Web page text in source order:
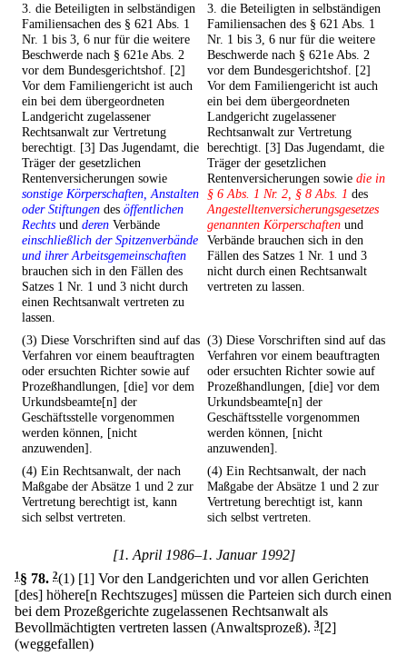
3. die Beteiligten in selbständigen
Familiensachen des § 621 Abs. 1
Nr. 1 bis 3, 6 nur für die weitere
Beschwerde nach § 621e Abs. 2
vor dem Bundesgerichtshof. [2]
Vor dem Familiengericht ist auch
ein bei dem übergeordneten
Landgericht zugelassener
Rechtsanwalt zur Vertretung
berechtigt. [3] Das Jugendamt, die
Träger der gesetzlichen
Rentenversicherungen sowie
sonstige Körperschaften, Anstalten
oder Stiftungen des öffentlichen
Rechts und deren Verbände
einschließlich der Spitzenverbände
und ihrer Arbeitsgemeinschaften
brauchen sich in den Fällen des
Satzes 1 Nr. 1 und 3 nicht durch
einen Rechtsanwalt vertreten zu
lassen.
3. die Beteiligten in selbständigen
Familiensachen des § 621 Abs. 1
Nr. 1 bis 3, 6 nur für die weitere
Beschwerde nach § 621e Abs. 2
vor dem Bundesgerichtshof. [2]
Vor dem Familiengericht ist auch
ein bei dem übergeordneten
Landgericht zugelassener
Rechtsanwalt zur Vertretung
berechtigt. [3] Das Jugendamt, die
Träger der gesetzlichen
Rentenversicherungen sowie die in
§ 6 Abs. 1 Nr. 2, § 8 Abs. 1 des
Angestelltenversicherungsgesetzes
genannten Körperschaften und
Verbände brauchen sich in den
Fällen des Satzes 1 Nr. 1 und 3
nicht durch einen Rechtsanwalt
vertreten zu lassen.
(3) Diese Vorschriften sind auf das
Verfahren vor einem beauftragten
oder ersuchten Richter sowie auf
Prozeßhandlungen, [die] vor dem
Urkundsbeamte[n] der
Geschäftsstelle vorgenommen
werden können, [nicht
anzuwenden].
(3) Diese Vorschriften sind auf das
Verfahren vor einem beauftragten
oder ersuchten Richter sowie auf
Prozeßhandlungen, [die] vor dem
Urkundsbeamte[n] der
Geschäftsstelle vorgenommen
werden können, [nicht
anzuwenden].
(4) Ein Rechtsanwalt, der nach
Maßgabe der Absätze 1 und 2 zur
Vertretung berechtigt ist, kann
sich selbst vertreten.
(4) Ein Rechtsanwalt, der nach
Maßgabe der Absätze 1 und 2 zur
Vertretung berechtigt ist, kann
sich selbst vertreten.
[1. April 1986–1. Januar 1992]
1§ 78. 2(1) [1] Vor den Landgerichten und vor allen Gerichten
[des] höhere[n Rechtszuges] müssen die Parteien sich durch einen
bei dem Prozeßgerichte zugelassenen Rechtsanwalt als
Bevollmächtigten vertreten lassen (Anwaltsprozeß). 3[2]
(weggefallen)